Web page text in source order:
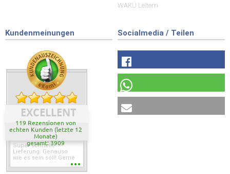
WAKÜ Leitern
Kundenmeinungen
EXCELLENT
119 Rezensionen von
echten Kunden (letzte 12
Monate)
gesamt: 3909
Super schnelle
Lieferung. Genauso
wie es sein soll! Gerne
wieder wenn ich was
Socialmedia / Teilen